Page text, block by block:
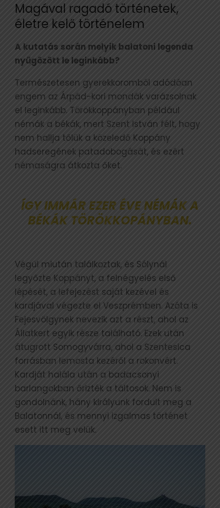
Magával ragadó történetek,
életre kelő történelem
A kutatás során melyik balatoni legenda
nyűgözött le leginkább?
Természetesen gyerekkoromból adódóan
engem az Árpád-kori mondák varázsolnak
el leginkább. Törökkoppányban például
némák a békák, mert Szent István félt, hogy
nem hallja tőlük a közeledő Koppány
hadseregének patadobogását, és ezért
némaságra átkozta őket.
ÍGY IMMÁR EZER ÉVE NÉMÁK A
BÉKÁK TÖRÖKKOPÁNYBAN.
Végül miután találkoztak, és Sólynál
legyőzte Koppányt, a felnégyelés első
lépését, a lefejezést saját kezével és
kardjával végezte el Veszprémben. Azóta is
Fejesvölgynek nevezik azt a részt, ahol az
Állatkert egyik része található. Ezek után
átugrott Somogyvárra, ahol a Szentesica
forrásban lemosta kezéről a rokonvért.
Kardját halála után a badacsonyi
barlangokban őrizték a táltosok. Nem is
gondolnánk, hány királyunk fordult meg a
Balatonnál, és mennyi izgalmas történet
esett itt meg velük.